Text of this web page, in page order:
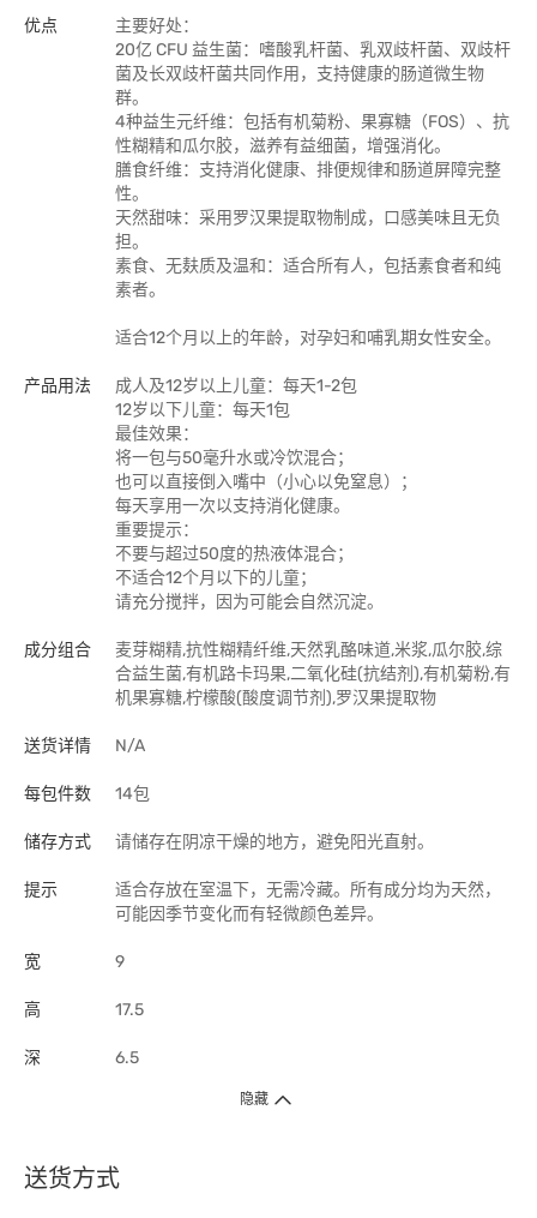
优点
主要好处：
20亿 CFU 益生菌：嗜酸乳杆菌、乳双歧杆菌、双歧杆
菌及长双歧杆菌共同作用，支持健康的肠道微生物
群。
4种益生元纤维：包括有机菊粉、果寡糖（FOS）、抗
性糊精和瓜尔胶，滋养有益细菌，增强消化。
膳食纤维：支持消化健康、排便规律和肠道屏障完整
性。
天然甜味：采用罗汉果提取物制成，口感美味且无负
担。
素食、无麸质及温和：适合所有人，包括素食者和纯
素者。
适合12个月以上的年龄，对孕妇和哺乳期女性安全。
产品用法
成人及12岁以上儿童：每天1-2包
12岁以下儿童：每天1包
最佳效果：
将一包与50毫升水或冷饮混合；
也可以直接倒入嘴中（小心以免窒息）；
每天享用一次以支持消化健康。
重要提示：
不要与超过50度的热液体混合；
不适合12个月以下的儿童；
请充分搅拌，因为可能会自然沉淀。
成分组合
麦芽糊精,抗性糊精纤维,天然乳酪味道,米浆,瓜尔胶,综
合益生菌,有机路卡玛果,二氧化硅(抗结剂),有机菊粉,有
机果寡糖,柠檬酸(酸度调节剂),罗汉果提取物
送货详情 N/A
每包件数 14包
储存方式 请储存在阴凉干燥的地方，避免阳光直射。
提示
适合存放在室温下，无需冷藏。所有成分均为天然，
可能因季节变化而有轻微颜色差异。
宽 9
高 17.5
深 6.5
隐藏
送货方式